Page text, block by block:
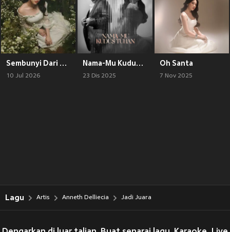
Sembunyi Dari Bumi
10 Jul 2026
Nama-Mu Kudus Tuhan
23 Dis 2025
Oh Santa
7 Nov 2025
Lagu Artis Anneth Delliecia Jadi Juara